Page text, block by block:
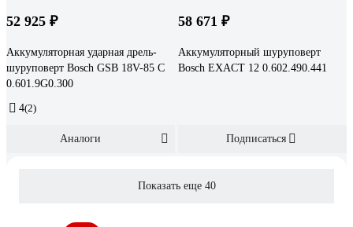
52 925 ₽
Аккумуляторная ударная дрель-
шуруповерт Bosch GSB 18V-85 C
0.601.9G0.300
4(2)
Аналоги
58 671 ₽
Аккумуляторный шуруповерт
Bosch EXACT 12 0.602.490.441
Подписаться
Показать еще 40